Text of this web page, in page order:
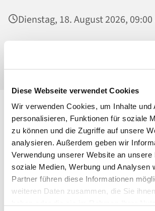
Diese Webseite verwendet Cookies
Wir verwenden Cookies, um Inhalte und
personalisieren, Funktionen für soziale
zu können und die Zugriffe auf unsere
analysieren. Außerdem geben wir
Verwendung unserer Website an unsere
soziale Medien, Werbung und Analysen
Partner führen diese Informationen
weiteren Daten zusammen, die Sie
Dienstag, 18. August 2026,
St. Maria Magdalena, Kirche,